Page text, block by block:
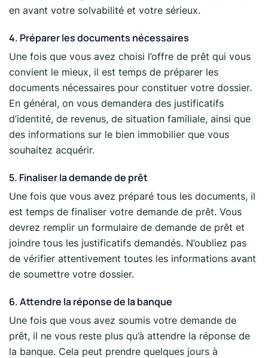
en avant votre solvabilité et votre sérieux.
4. Préparer les documents nécessaires
Une fois que vous avez choisi l’offre de prêt qui vous
convient le mieux, il est temps de préparer les
documents nécessaires pour constituer votre dossier.
En général, on vous demandera des justificatifs
d’identité, de revenus, de situation familiale, ainsi que
des informations sur le bien immobilier que vous
souhaitez acquérir.
5. Finaliser la demande de prêt
Une fois que vous avez préparé tous les documents, il
est temps de finaliser votre demande de prêt. Vous
devrez remplir un formulaire de demande de prêt et
joindre tous les justificatifs demandés. N’oubliez pas
de vérifier attentivement toutes les informations avant
de soumettre votre dossier.
6. Attendre la réponse de la banque
Une fois que vous avez soumis votre demande de
prêt, il ne vous reste plus qu’à attendre la réponse de
la banque. Cela peut prendre quelques jours à